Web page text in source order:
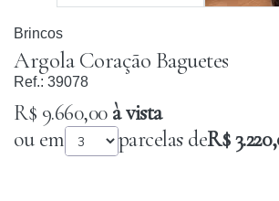
Brincos
Argola Coração Baguetes
Ref.: 39078
R$ 9.660,00à vista
ou em
parcelas deR$